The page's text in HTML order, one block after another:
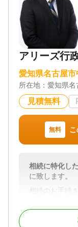
対応業務
遺言書 / 遺産
き / 銀行手続
対応体制
電話相談可 /
接ご相談者様
す。そして、
悩みの解決に
します。
対応地域
愛知県・岐阜
対応業務
遺言書 / 遺産
集 / 相続税対策
対応体制
電話相談可 /
アリーズ行
愛知県名古屋
所在地： 愛知県
見積無料
無料
相続に特化し
に致します。
相続のお手続
の事務手続き
す。